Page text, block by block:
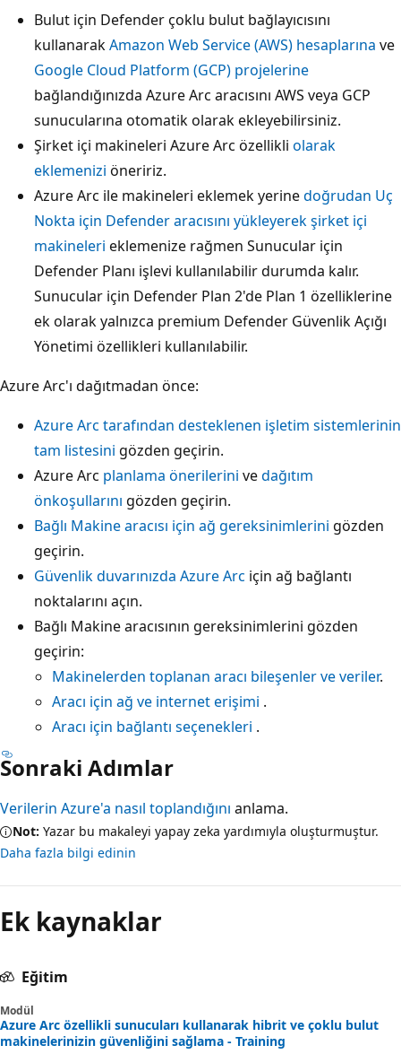
Bulut için Defender çoklu bulut bağlayıcısını
kullanarakAmazon Web Service (AWS) hesaplarına ve
Google Cloud Platform (GCP) projelerine
bağlandığınızda Azure Arc aracısını AWS veya GCP
sunucularına otomatik olarak ekleyebilirsiniz.
Şirket içi makineleri Azure Arc özellikli olarak
eklemenizi öneririz.
Azure Arc ile makineleri eklemek yerinedoğrudan Uç
Nokta için Defender aracısını yükleyerek şirket içi
makineleri eklemenize rağmen Sunucular için
Defender Planı işlevi kullanılabilir durumda kalır.
Sunucular için Defender Plan 2'de Plan 1 özelliklerine
ek olarak yalnızca premium Defender Güvenlik Açığı
Yönetimi özellikleri kullanılabilir.
Azure Arc'ı dağıtmadan önce:
Azure Arc tarafından desteklenen işletim sistemlerinin
tam listesini gözden geçirin.
Azure Arc planlama önerilerini vedağıtım
önkoşullarını gözden geçirin.
Bağlı Makine aracısı için ağ gereksinimlerini gözden
geçirin.
Güvenlik duvarınızda Azure Arc için ağ bağlantı
noktalarını açın.
Bağlı Makine aracısının gereksinimlerini gözden
geçirin:
Makinelerden toplanan aracı bileşenler ve veriler.
Aracı için ağ ve internet erişimi .
Aracı için bağlantı seçenekleri .
Sonraki Adımlar
Verilerin Azure'a nasıl toplandığını anlama.
Not: Yazar bu makaleyi yapay zeka yardımıyla oluşturmuştur.
Daha fazla bilgi edinin
Ek kaynaklar
Eğitim
Modül
Azure Arc özellikli sunucuları kullanarak hibrit ve çoklu bulut
makinelerinizin güvenliğini sağlama - Training